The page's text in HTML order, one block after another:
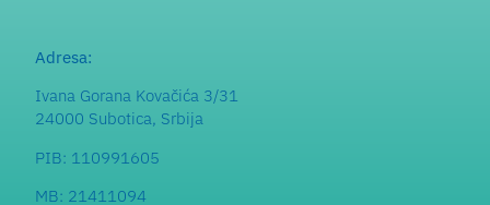
Adresa:
Ivana Gorana Kovačića 3/31
24000 Subotica, Srbija
PIB: 110991605
MB: 21411094